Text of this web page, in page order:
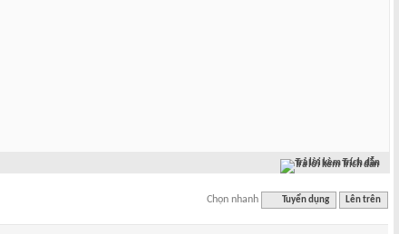
Trả lời kèm Trích dẫn
Chọn nhanh Tuyển dụng Lên trên